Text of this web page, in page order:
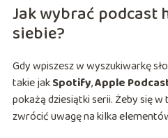
Jak wybrać podcast
siebie?
Gdy wpiszesz w wyszukiwarkę
takie jakSpotify,Apple
pokażą dziesiątki serii. Żeby się
zwrócić uwagę na kilka